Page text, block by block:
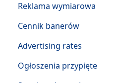
Reklama wymiarowa
Cennik banerów
Advertising rates
Ogłoszenia przypięte